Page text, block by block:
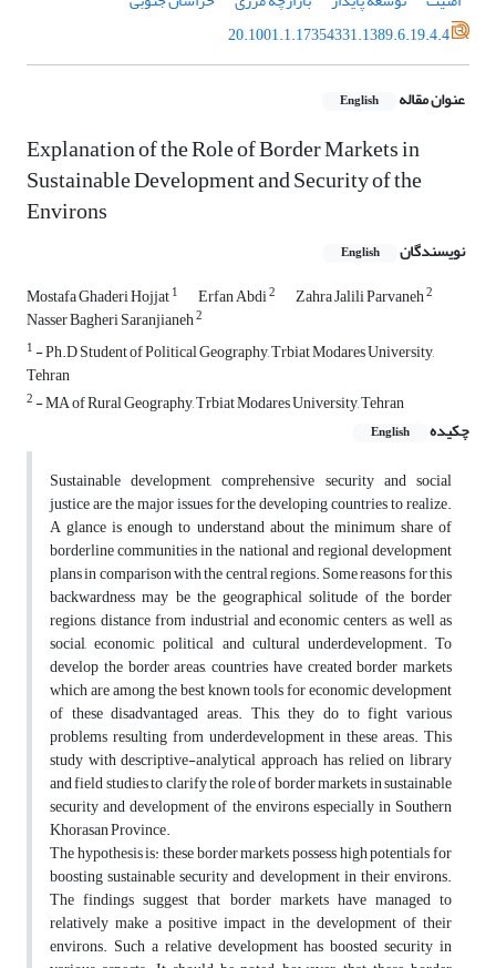
20.1001.1.17354331.1389.6.19.4.4
عنوان مقاله English
Explanation of the Role of Border Markets in
Sustainable Development and Security of the
Environs
نویسندگان English
Mostafa Ghaderi Hojjat1 Erfan Abdi2 Zahra Jalili Parvaneh2
Nasser Bagheri Saranjianeh2
1 - Ph.D Student of Political Geography, Trbiat Modares University,
Tehran
2 - MA of Rural Geography, Trbiat Modares University, Tehran
چکیده
English
Sustainable development, comprehensive security and social
justice are the major issues for the developing countries to realize.
A glance is enough to understand about the minimum share of
borderline communities in the national and regional development
plans in comparison with the central regions. Some reasons for this
backwardness may be the geographical solitude of the border
regions, distance from industrial and economic centers, as well as
social, economic, political and cultural underdevelopment. To
develop the border areas, countries have created border markets
which are among the best known tools for economic development
of these disadvantaged areas. This, they do to fight various
problems resulting from underdevelopment in these areas. This
study with descriptive-analytical approach has relied on library
and field studies to clarify the role of border markets in sustainable
security and development of the environs especially in Southern
Khorasan Province.
The hypothesis is: these border markets possess high potentials for
boosting sustainable security and development in their environs.
The findings suggest that border markets have managed to
relatively make a positive impact in the development of their
environs. Such a relative development has boosted security in